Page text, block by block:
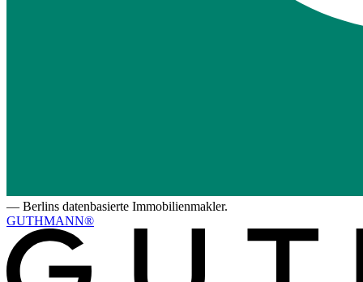
— Berlins datenbasierte Immobilienmakler.
GUTHMANN®